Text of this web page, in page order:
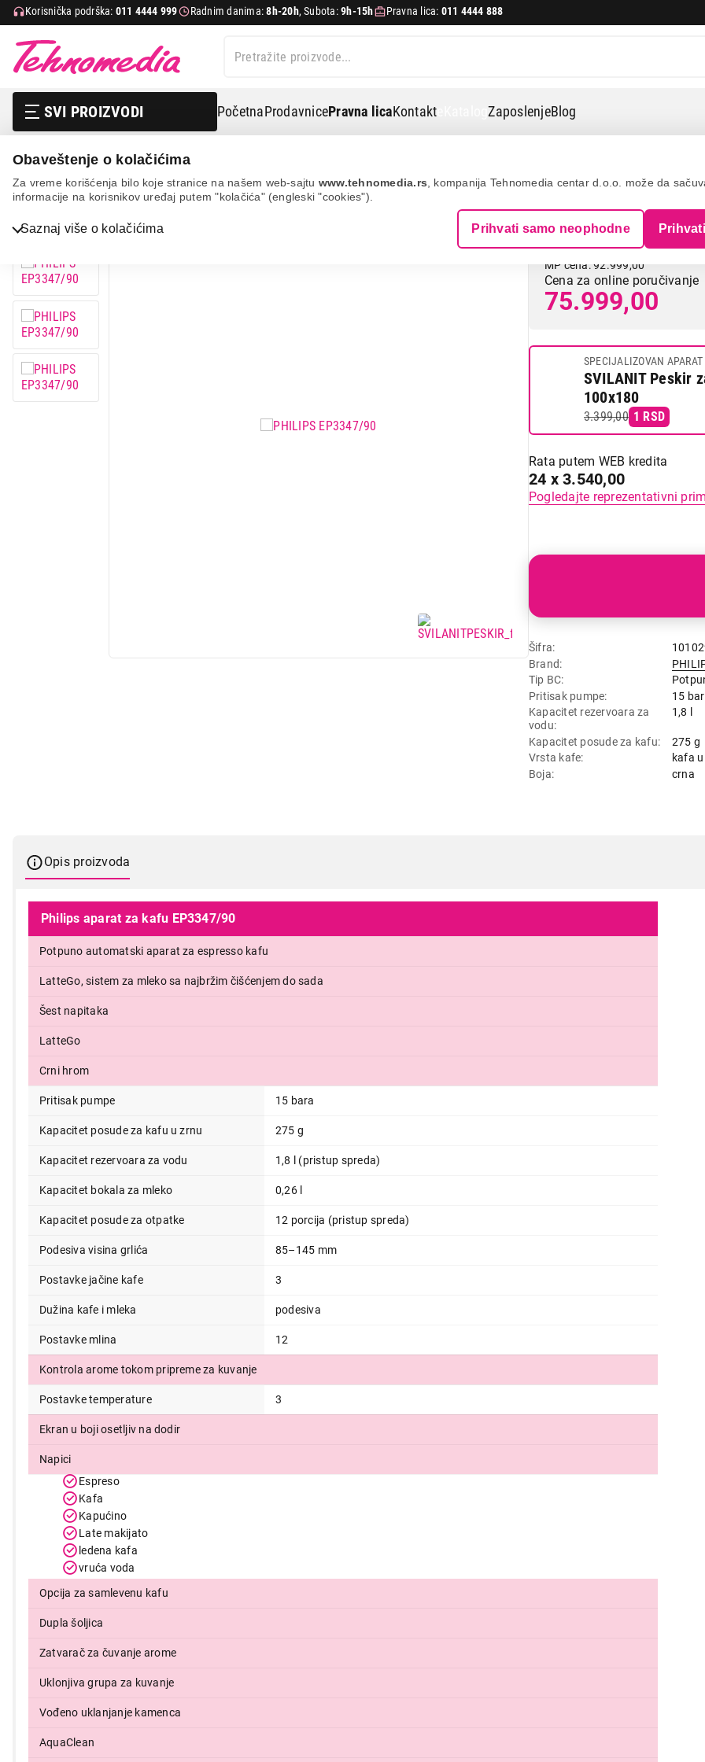
Obaveštenje o kolačićima
Za vreme korišćenja bilo koje stranice na našem web-sajtu www.tehnomedia.rs , kompanija Tehnomedia centar d.o.o. može da
informacije na korisnikov uređaj putem "kolačića" (engleski "cookies").
Saznaj više o kolačićima Prihvati samo neophodne
Korisnička podrška: 011 4444 999 Radnim danima:8h-20h, Subota:9h-15h Pravna lica: 011 4444 888
SVI PROIZVODI PočetnaProdavnicePravna licaKontakt eKatalogZaposlenjeBlog
TV, audio, video i foto
IT & Gaming
Mobilni telefoni i tableti
Mali kućni aparati
Mali kuhinjski aparati
Mali kuhinjski aparati Aparati za espresso kafu
PHILIPS
MP cena: 92.999,00
Cena za online poručivanje
75.999,00
SPECIJALIZOVAN APARAT
SVILANIT Peskir
100x180
3.399,00 1 RSD
Rata putem WEB kredita
24 x 3.540,00
Pogledajte reprezentativni
Šifra
Brand
Tip BC
Pritisak pumpe
15 bar
Kapacitet rezervoara za
vodu
1,8 l
Kapacitet posude za kafu
275 g
Vrsta kafe
kafa
Boja
crna
Opis proizvoda
Philips aparat za kafu EP3347/90
Potpuno automatski aparat za espresso kafu
LatteGo, sistem za mleko sa najbržim čišćenjem do sada
Šest napitaka
LatteGo
Crni hrom
Pritisak pumpe 15 bara
Kapacitet posude za kafu u zrnu 275 g
Kapacitet rezervoara za vodu 1,8 l (pristup spreda)
Kapacitet bokala za mleko 0,26 l
Kapacitet posude za otpatke 12 porcija (pristup spreda)
Podesiva visina grlića 85–145 mm
Postavke jačine kafe 3
Dužina kafe i mleka podesiva
Postavke mlina 12
Kontrola arome tokom pripreme za kuvanje
Postavke temperature 3
Ekran u boji osetljiv na dodir
Napici
Espreso
Kafa
Kapućino
Late makijato
ledena kafa
vruća voda
Opcija za samlevenu kafu
Dupla šoljica
Zatvarač za čuvanje arome
Uklonjiva grupa za kuvanje
Vođeno uklanjanje kamenca
AquaClean
75.999,00
Proizvod je dodat u korpu.
Ukupno u korpi: